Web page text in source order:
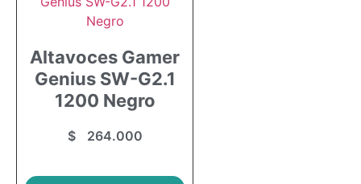
Altavoces Gamer
Genius SW-G2.1
1200 Negro
$264.000